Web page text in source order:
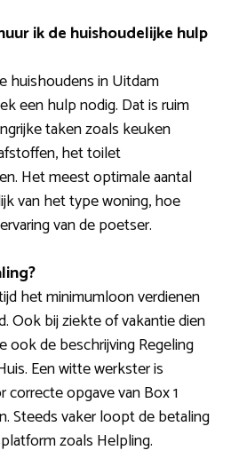
ik de huishoudelijke hulp
huishoudens in Uitdam
een hulp nodig. Dat is ruim
taken zoals keuken
het toilet
Het meest optimale aantal
van het type woning, hoe
van de poetser.
het minimumloon verdienen
Ook bij ziekte of vakantie dien
ook de beschrijving Regeling
Een witte werkster is
opgave van Box 1
Steeds vaker loopt de betaling
zoals Helpling.